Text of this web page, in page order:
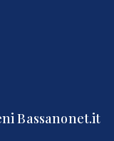
Bassanonet.it